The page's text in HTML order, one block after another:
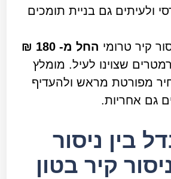
ולעיתים גם בניית תומכים
קיר טרומי
החל מ- 180 ₪
שצוינו לעיל. מומלץ
מפורטת מראש ולהעדיף
גם אחריות.
בין ניסור
קיר בטון